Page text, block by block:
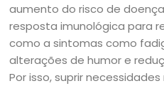
aumento do risco de
resposta imunológica para
como a sintomas como
alterações de humor e
Por isso, suprir